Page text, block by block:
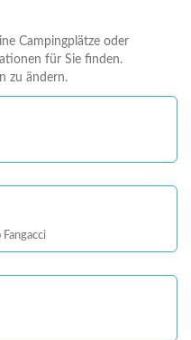
Campingplätze oder
für Sie finden.
zu ändern.
Fangacci